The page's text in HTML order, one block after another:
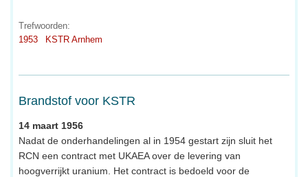
Trefwoorden:
1953
KSTR Arnhem
Brandstof voor KSTR
14 maart 1956
Nadat de onderhandelingen al in 1954 gestart zijn sluit het
RCN een contract met UKAEA over de levering van
hoogverrijkt uranium. Het contract is bedoeld voor de